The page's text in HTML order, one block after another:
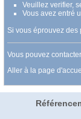
Veuillez verifier,
Vous avez entré
Si vous éprouvez
Vous pouvez
Aller à la page